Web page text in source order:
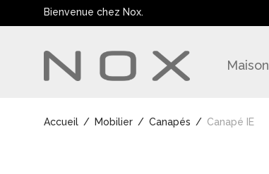
Bienvenue chez Nox.
Maison
Accueil / Mobilier / Canapés / Canapé IE